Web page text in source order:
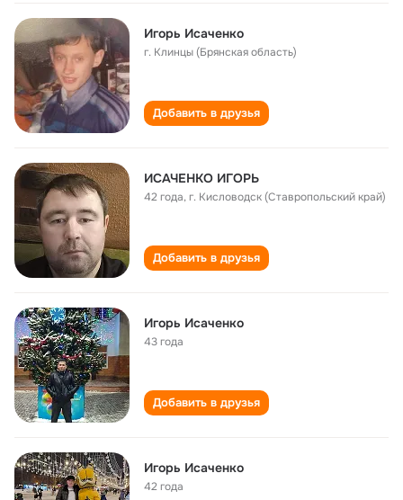
Игорь Исаченко
г. Клинцы (Брянская область)
Добавить в друзья
ИСАЧЕНКО ИГОРЬ
42 года,г. Кисловодск (Ставропольский край)
Добавить в друзья
Игорь Исаченко
43 года
Добавить в друзья
Игорь Исаченко
42 года